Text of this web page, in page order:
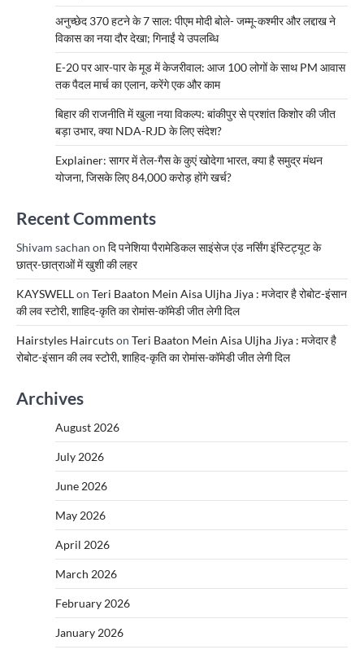
अनुच्छेद 370 हटने के 7 साल: पीएम मोदी बोले- जम्मू-कश्मीर और लद्दाख ने
विकास का नया दौर देखा; गिनाईं ये उपलब्धि
E-20 पर आर-पार के मूड में केजरीवाल: आज 100 लोगों के साथ PM आवास
तक पैदल मार्च का एलान, करेंगे एक और काम
बिहार की राजनीति में खुला नया विकल्प: बांकीपुर से प्रशांत किशोर की जीत
बड़ा उभार, क्या NDA-RJD के लिए संदेश?
Explainer: सागर में तेल-गैस के कुएं खोदेगा भारत, क्या है समुद्र मंथन
योजना, जिसके लिए 84,000 करोड़ होंगे खर्च?
Recent Comments
Shivam sachan on दि पनेशिया पैरामेडिकल साइंसेज एंड नर्सिंग इंस्टिट्यूट के
छात्र-छात्राओं में खुशी की लहर
KAYSWELLon Teri Baaton Mein Aisa Uljha Jiya : मजेदार है रोबोट-इंसान
की लव स्टोरी, शाहिद-कृति का रोमांस-कॉमेडी जीत लेगी दिल
Hairstyles Haircutson Teri Baaton Mein Aisa Uljha Jiya : मजेदार है
रोबोट-इंसान की लव स्टोरी, शाहिद-कृति का रोमांस-कॉमेडी जीत लेगी दिल
Archives
August 2026
July 2026
June 2026
May 2026
April 2026
March 2026
February 2026
January 2026